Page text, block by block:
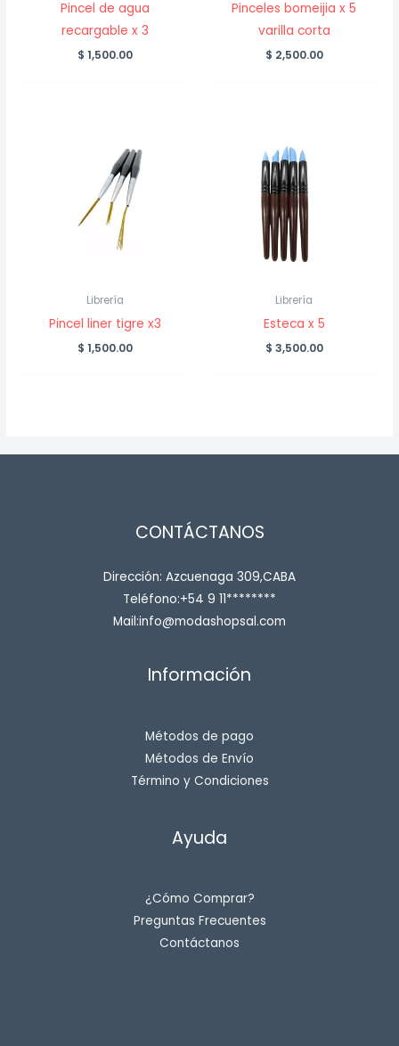
Pincel de agua
recargable x 3
$ 1,500.00
Pinceles bomeijia x 5
varilla corta
$ 2,500.00
Librería
Pincel liner tigre x3
$ 1,500.00
Librería
Esteca x 5
$ 3,500.00
CONTÁCTANOS
Dirección: Azcuenaga 309,CABA
Teléfono:+54 9 11********
Mail:info@modashopsal.com
Información
Métodos de pago
Métodos de Envío
Término y Condiciones
Ayuda
¿Cómo Comprar?
Preguntas Frecuentes
Contáctanos